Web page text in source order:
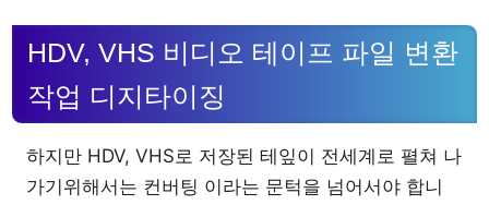
HDV, VHS 비디오 테이프 파일 변환
작업 디지타이징
하지만 HDV, VHS로 저장된 테잎이 전세계로 펼쳐 나
가기위해서는 컨버팅 이라는 문턱을 넘어서야 합니